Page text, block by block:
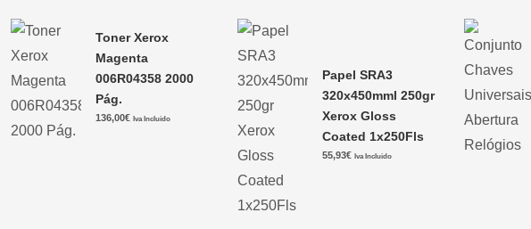
Toner Xerox
Magenta
006R04358 2000
Pág.
136,00€ Iva Incluido
Papel SRA3
320x450mml 250gr
Xerox Gloss
Coated 1x250Fls
55,93€ Iva Incluido